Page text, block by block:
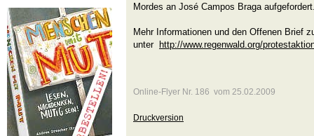
Mordes an José Campos Braga
Mehr Informationen und den Offenen Brief
unter http://www.regenwald.org/
Online-Flyer Nr. 186 vom 25.02.2009
Druckversion